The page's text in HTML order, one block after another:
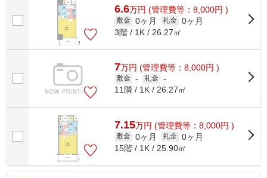
6.6万円 (管理費等：8,000円 )
敷金 0ヶ月 礼金 0ヶ月
3階 / 1K / 26.27㎡
7万円 (管理費等：8,000円 )
敷金 - 礼金 -
11階 / 1K / 26.27㎡
7.15万円 (管理費等：8,000円 )
敷金 0ヶ月 礼金 0ヶ月
15階 / 1K / 25.90㎡